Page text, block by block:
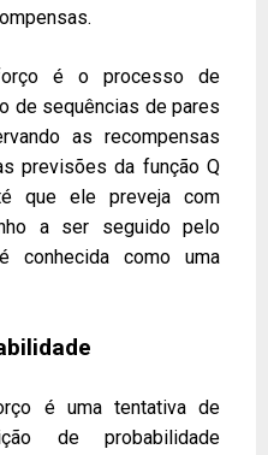
é o processo de
de sequências de pares
as recompensas
previsões da função Q
que ele preveja com
a ser seguido pelo
conhecida como uma
é uma tentativa de
de probabilidade